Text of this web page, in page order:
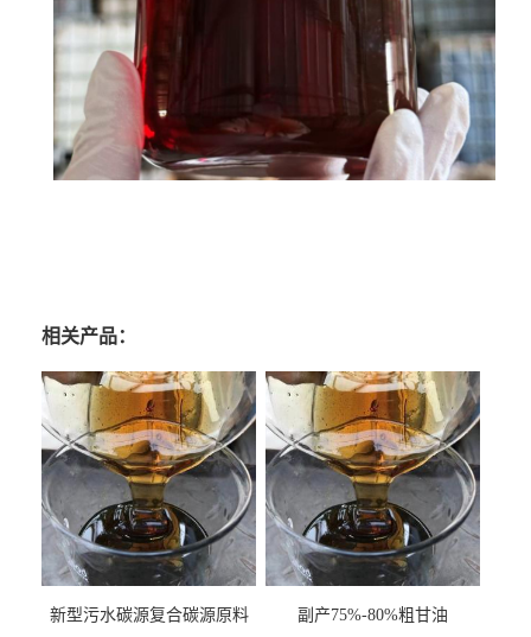
相关产品：
新型污水碳源复合碳源原料
副产75%-80%粗甘油